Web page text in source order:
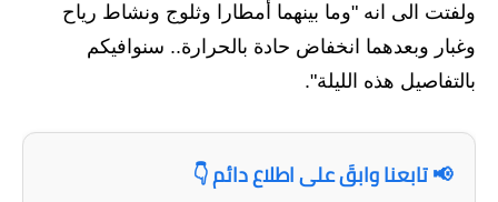
المرحلة الاعدادية
المرحلة الابتدائية
المرحلة المتوسطة
ولفتت الى انه "وما بينهما أمطارا وثلوج ونشاط رياح
وغبار وبعدهما انخفاض حادة بالحرارة.. سنوافيكم
بالتفاصيل هذه الليلة".
📢 تابعنا وابقَ على اطلاع دائم 👇